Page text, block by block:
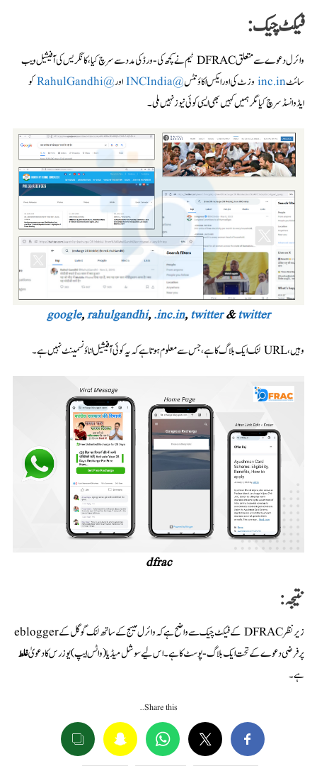
فیکٹ چیک:
وائرل دعوے سے متعلق DFRAC ٹیم نے کچھ کی-ورڈ کی مدد سے سرچ کیا، کانگریس کی آفیشیل ویب
سائٹ
inc.in وزٹ کی اور ایکس اکاؤنٹس@INCIndia اور@RahulGandhi
کو
ایڈوانسڈ سرچ کیا مگر ہمیں کہیں بھی ایسی کوئی نیوز نہیں ملی۔
google,rahulgandhi, .inc.in, twitter&twitter
وہیں، URL لنک ایک بلاگ کا ہے، جس سے معلوم ہوتا ہے کہ یہ کوئی آفیشیل اناؤنسمینٹ نہیں ہے۔
dfrac
نتیجہ:
زیر نظر DFRAC کے فیکٹ چیک سے واضح ہے کہ وائرل میسج کے ساتھ لنک گوگل کے eblogger
پر فرضی دعوے کے تحت ایک بلاگ-پوسٹ کا ہے۔ اس لیے سوشل میڈیا (واٹس ایپ) یوزرس کا دعویٰغلط
ہے۔
Share this…